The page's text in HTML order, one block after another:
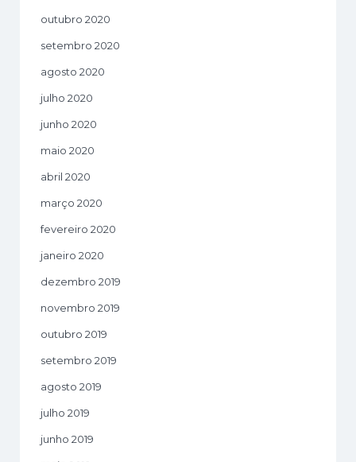
outubro 2020
setembro 2020
agosto 2020
julho 2020
junho 2020
maio 2020
abril 2020
março 2020
fevereiro 2020
janeiro 2020
dezembro 2019
novembro 2019
outubro 2019
setembro 2019
agosto 2019
julho 2019
junho 2019